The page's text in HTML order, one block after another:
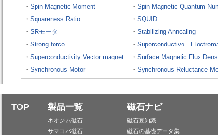
・ Spin Magnetic Moment ・ Spin Magnetic Quantum
・ Squareness Ratio ・ SQUID
・ SRモータ ・ Stabilizing Annealing
・ Strong force ・ Superconductive
・ Superconductivity Vector magnet ・ Surface Magnetic Flux
・ Synchronous Motor ・ Synchronous Reluctance
TOP 製品一覧
ネオジム磁石
サマコバ磁石
磁石ナビ
磁石豆知識
磁石の基礎データ集